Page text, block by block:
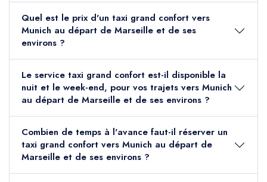
Quel est le prix d'un taxi grand confort vers
Munich au départ de Marseille et de ses
environs ?
Le service taxi grand confort est-il disponible la
nuit et le week-end, pour vos trajets vers Munich
au départ de Marseille et de ses environs ?
Combien de temps à l'avance faut-il réserver un
taxi grand confort vers Munich au départ de
Marseille et de ses environs ?